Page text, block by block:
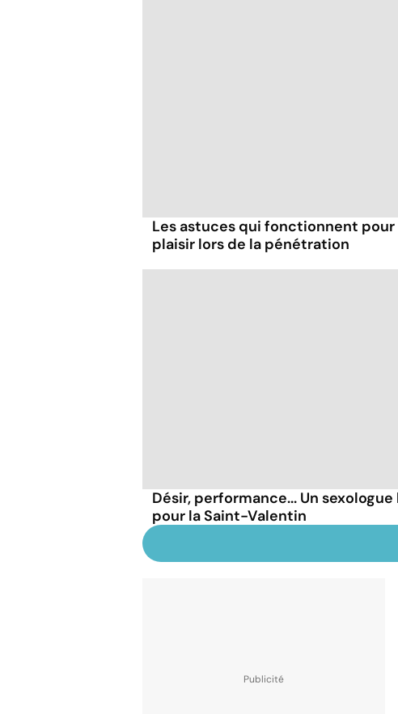
Les astuces qui fonctionnent
plaisir lors de la pénétration
Désir, performance... Un
pour la Saint-Valentin